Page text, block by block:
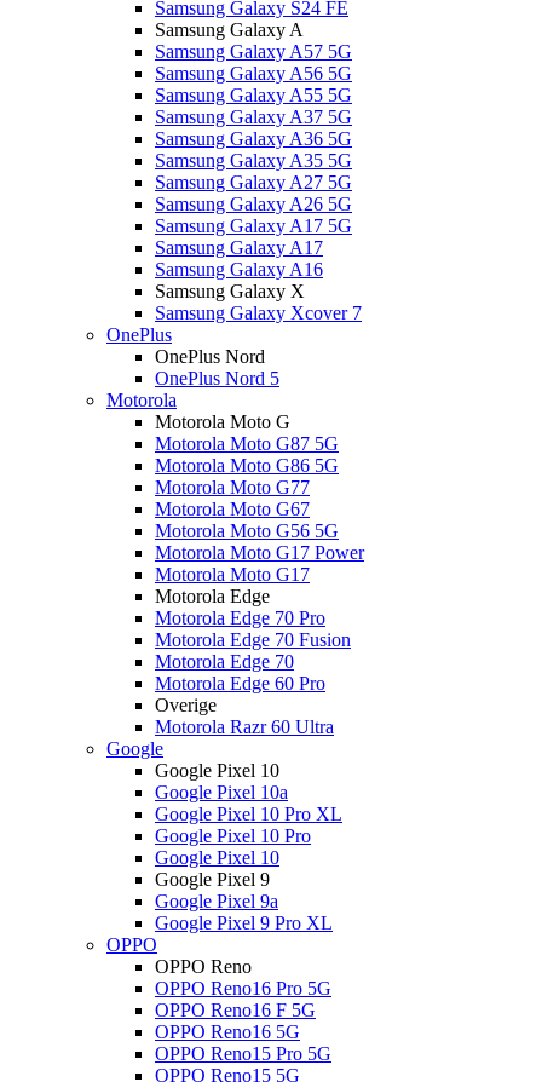
Samsung Galaxy S24 FE
Samsung Galaxy A
Samsung Galaxy A57 5G
Samsung Galaxy A56 5G
Samsung Galaxy A55 5G
Samsung Galaxy A37 5G
Samsung Galaxy A36 5G
Samsung Galaxy A35 5G
Samsung Galaxy A27 5G
Samsung Galaxy A26 5G
Samsung Galaxy A17 5G
Samsung Galaxy A17
Samsung Galaxy A16
Samsung Galaxy X
Samsung Galaxy Xcover 7
OnePlus
OnePlus Nord
OnePlus Nord 5
Motorola
Motorola Moto G
Motorola Moto G87 5G
Motorola Moto G86 5G
Motorola Moto G77
Motorola Moto G67
Motorola Moto G56 5G
Motorola Moto G17 Power
Motorola Moto G17
Motorola Edge
Motorola Edge 70 Pro
Motorola Edge 70 Fusion
Motorola Edge 70
Motorola Edge 60 Pro
Overige
Motorola Razr 60 Ultra
Google
Google Pixel 10
Google Pixel 10a
Google Pixel 10 Pro XL
Google Pixel 10 Pro
Google Pixel 10
Google Pixel 9
Google Pixel 9a
Google Pixel 9 Pro XL
OPPO
OPPO Reno
OPPO Reno16 Pro 5G
OPPO Reno16 F 5G
OPPO Reno16 5G
OPPO Reno15 Pro 5G
OPPO Reno15 5G